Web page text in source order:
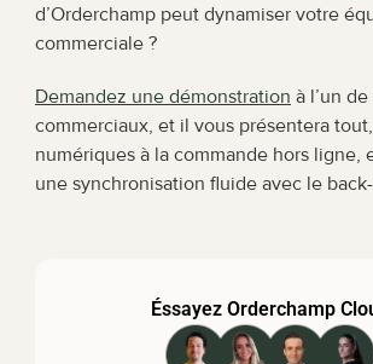
d’Orderchamp peut dynamiser votre
commerciale ?
Demandez une démonstration à l’un
commerciaux, et il vous présentera
numériques à la commande hors ligne,
une synchronisation fluide avec le
Éssayez Orderchamp